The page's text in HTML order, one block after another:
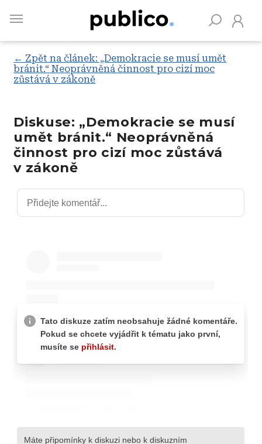
main
← Zpět na článek: „Demokracie se musí umět
bránit.“ Neoprávněná činnost pro cizí moc
zůstává v zákoně
Diskuse: „Demokracie se musí
umět bránit.“ Neoprávněná
činnost pro cizí moc zůstává
v zákoně
Vyhledávejte na Publiku